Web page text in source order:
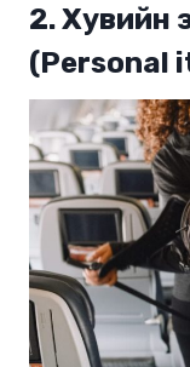
2. Хувийн
(Personal